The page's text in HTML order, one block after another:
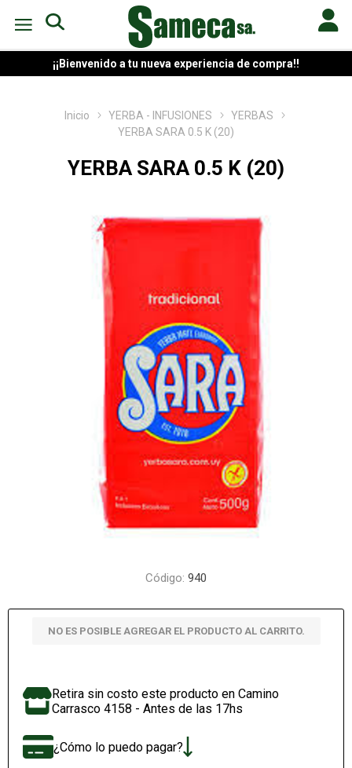
¡¡Bienvenido a tu nueva experiencia de compra!!
Inicio YERBA - INFUSIONES
YERBAS
YERBA SARA 0.5 K (20)
YERBA SARA 0.5 K (20)
Código: 940
NO ES POSIBLE AGREGAR EL PRODUCTO AL CARRITO.
Retira sin costo este producto en Camino
Carrasco 4158 - Antes de las 17hs
¿Cómo lo puedo pagar?